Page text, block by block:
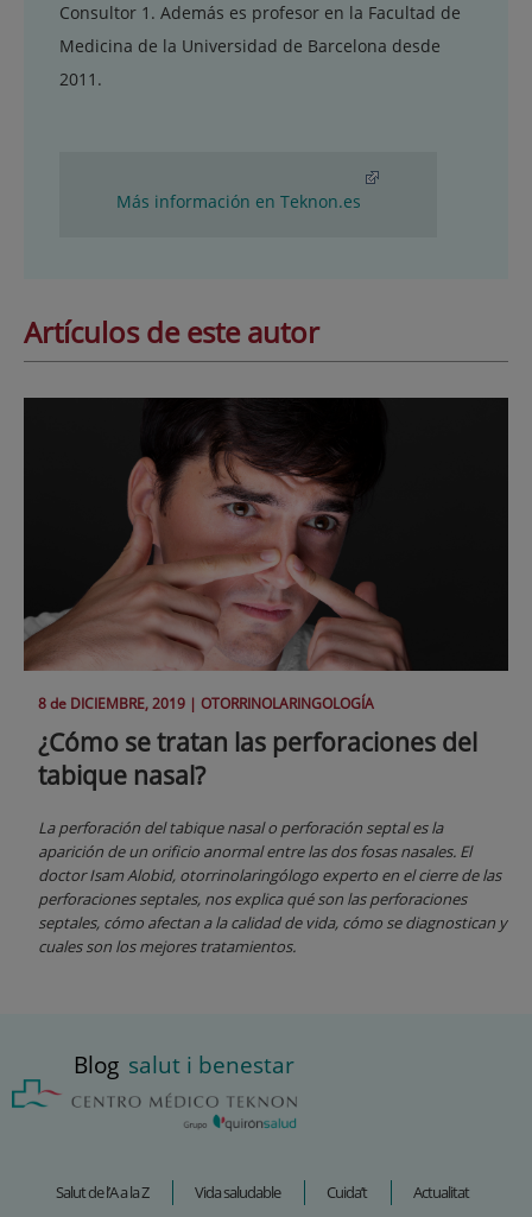
Consultor 1. Además es profesor en la Facultad de
Medicina de la Universidad de Barcelona desde
2011.
Más información en Teknon.es
Artículos de este autor
8 de DICIEMBRE, 2019 | OTORRINOLARINGOLOGÍA
¿Cómo se tratan las perforaciones del
tabique nasal?
La perforación del tabique nasal o perforación septal es la
aparición de un orificio anormal entre las dos fosas nasales. El
doctor Isam Alobid, otorrinolaringólogo experto en el cierre de las
perforaciones septales, nos explica qué son las perforaciones
septales, cómo afectan a la calidad de vida, cómo se diagnostican y
cuales son los mejores tratamientos.
Blog salut i benestar
Salut de l’A a la Z Vida saludable Cuida’t Actualitat